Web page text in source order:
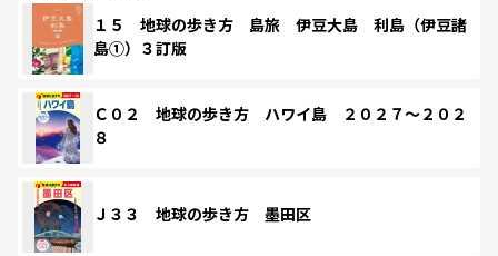
１５ 地球の歩き方 島旅 伊豆大島 利島（伊豆諸
島①）３訂版
Ｃ０２ 地球の歩き方 ハワイ島 ２０２７～２０２
８
Ｊ３３ 地球の歩き方 墨田区